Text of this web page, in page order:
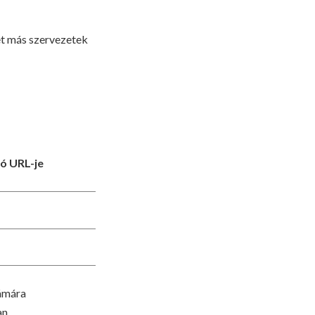
más szervezetek
URL-je